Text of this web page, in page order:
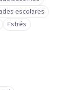
escolares
Estrés